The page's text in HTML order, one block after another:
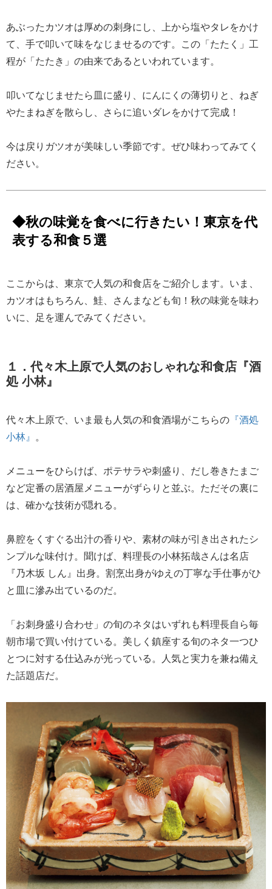
あぶったカツオは厚めの刺身にし、上から塩やタレをかけ
て、手で叩いて味をなじませるのです。この「たたく」工
程が「たたき」の由来であるといわれています。
叩いてなじませたら皿に盛り、にんにくの薄切りと、ねぎ
やたまねぎを散らし、さらに追いダレをかけて完成！
今は戻りガツオが美味しい季節です。ぜひ味わってみてく
ださい。
◆秋の味覚を食べに行きたい！東京を代
表する和食５選
ここからは、東京で人気の和食店をご紹介します。いま、
カツオはもちろん、鮭、さんまなども旬！秋の味覚を味わ
いに、足を運んでみてください。
１．代々木上原で人気のおしゃれな和食店『酒
処 小林』
代々木上原で、いま最も人気の和食酒場がこちらの 『酒処
小林』 。
メニューをひらけば、ポテサラや刺盛り、だし巻きたまご
など定番の居酒屋メニューがずらりと並ぶ。ただその裏に
は、確かな技術が隠れる。
鼻腔をくすぐる出汁の香りや、素材の味が引き出されたシ
ンプルな味付け。聞けば、料理長の小林拓哉さんは名店
『乃木坂 しん』出身。割烹出身がゆえの丁寧な手仕事がひ
と皿に滲み出ているのだ。
「お刺身盛り合わせ」の旬のネタはいずれも料理長自ら毎
朝市場で買い付けている。美しく鎮座する旬のネタ一つひ
とつに対する仕込みが光っている。人気と実力を兼ね備え
た話題店だ。